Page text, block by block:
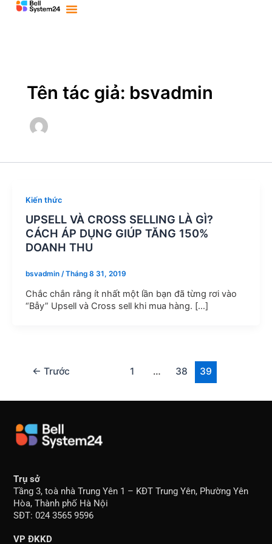
Tên tác giả: bsvadmin
Kiến thức
UPSELL VÀ CROSS SELLING LÀ GÌ?
CÁCH ÁP DỤNG GIÚP TĂNG 150%
DOANH THU
bsvadmin /Tháng 8 31, 2019
Chắc chắn rằng ít nhất một lần bạn đã từng rơi vào
“Bẫy” Upsell và Cross sell khi mua hàng. […]
Phân
← Trước 1 … 38 39
Trụ sở
Tầng 3, toà nhà Trung Yên 1 – KĐT Trung Yên, Phường Yên
Hòa, Thành phố Hà Nội
SĐT: 024 3565 9596
VP ĐKKD